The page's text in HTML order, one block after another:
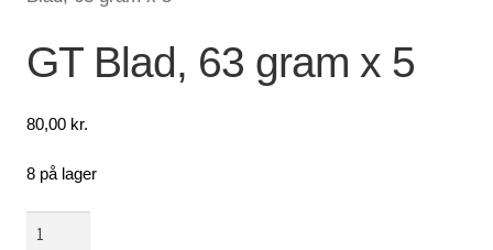
Glemt adgangskode
GT Blad, 63 gram x 5
80,00 kr.
8 på lager